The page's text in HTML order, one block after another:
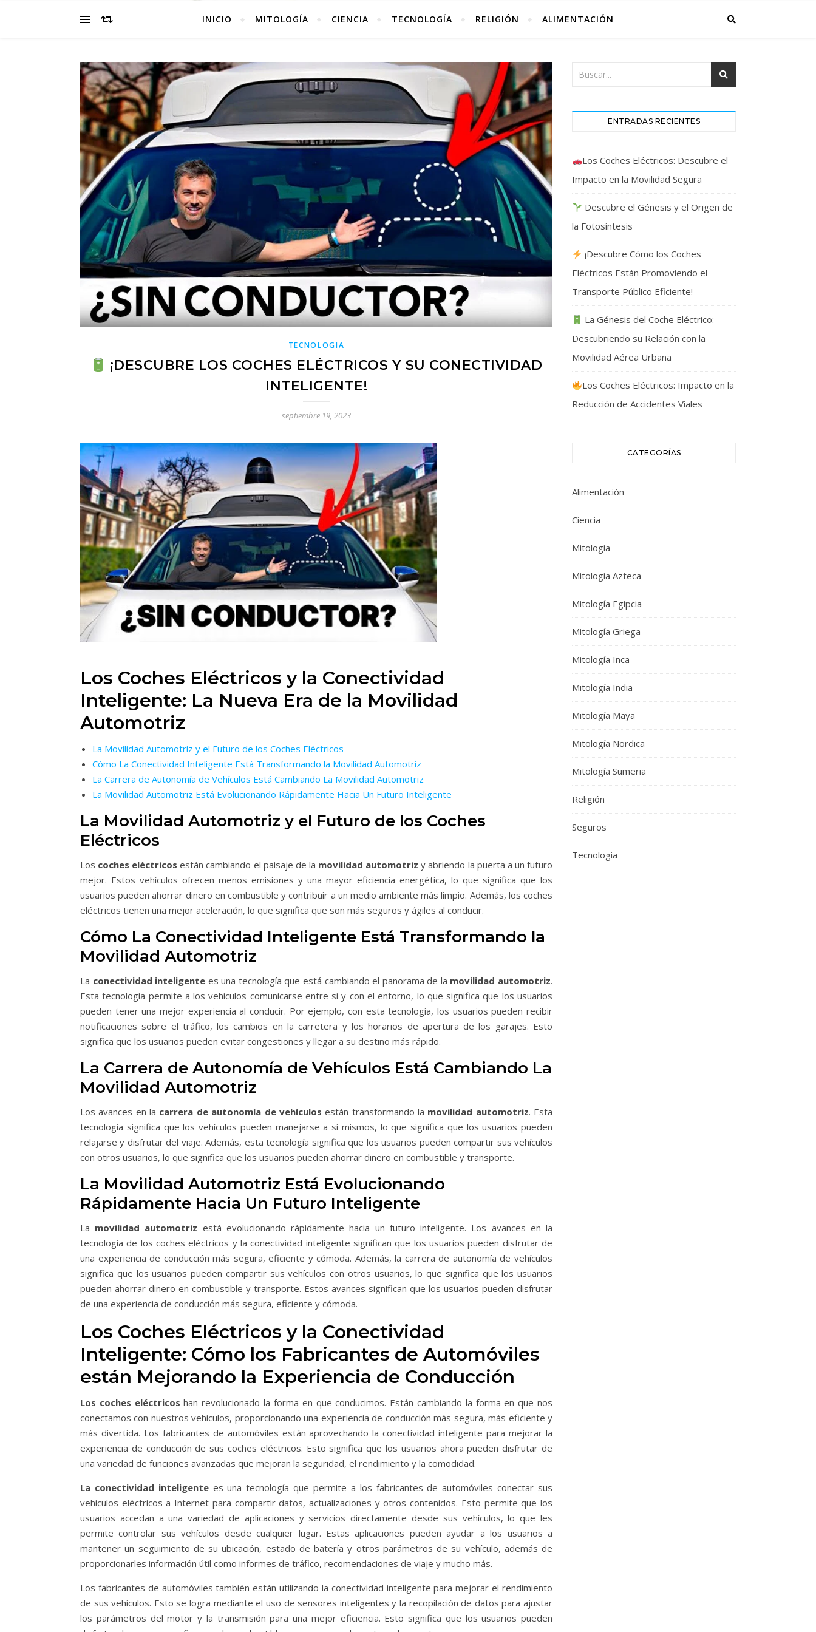
INICIO MITOLOGÍA CIENCIA TECNOLOGÍA RELIGIÓN ALIMENTACIÓN
TECNOLOGIA
¡DESCUBRE LOS COCHES ELÉCTRICOS Y SU CONECTIVIDAD
INTELIGENTE!
septiembre 19, 2023
Los Coches Eléctricos y la Conectividad
Inteligente: La Nueva Era de la Movilidad
Automotriz
La Movilidad Automotriz y el Futuro de los Coches Eléctricos
Cómo La Conectividad Inteligente Está Transformando la Movilidad Automotriz
La Carrera de Autonomía de Vehículos Está Cambiando La Movilidad Automotriz
La Movilidad Automotriz Está Evolucionando Rápidamente Hacia Un Futuro Inteligente
La Movilidad Automotriz y el Futuro de los Coches
Eléctricos
Los coches eléctricos están cambiando el paisaje de la movilidad automotriz y abriendo la puerta a un futuro
mejor. Estos vehículos ofrecen menos emisiones y una mayor eficiencia energética, lo que significa que los
usuarios pueden ahorrar dinero en combustible y contribuir a un medio ambiente más limpio. Además, los coches
eléctricos tienen una mejor aceleración, lo que significa que son más seguros y ágiles al conducir.
Cómo La Conectividad Inteligente Está Transformando la
Movilidad Automotriz
La conectividad inteligente es una tecnología que está cambiando el panorama de la movilidad automotriz.
Esta tecnología permite a los vehículos comunicarse entre sí y con el entorno, lo que significa que los usuarios
pueden tener una mejor experiencia al conducir. Por ejemplo, con esta tecnología, los usuarios pueden recibir
notificaciones sobre el tráfico, los cambios en la carretera y los horarios de apertura de los garajes. Esto
significa que los usuarios pueden evitar congestiones y llegar a su destino más rápido.
La Carrera de Autonomía de Vehículos Está Cambiando La
Movilidad Automotriz
Los avances en la carrera de autonomía de vehículos están transformando la movilidad automotriz. Esta
tecnología significa que los vehículos pueden manejarse a sí mismos, lo que significa que los usuarios pueden
relajarse y disfrutar del viaje. Además, esta tecnología significa que los usuarios pueden compartir sus vehículos
con otros usuarios, lo que significa que los usuarios pueden ahorrar dinero en combustible y transporte.
La Movilidad Automotriz Está Evolucionando
Rápidamente Hacia Un Futuro Inteligente
La movilidad automotriz está evolucionando rápidamente hacia un futuro inteligente. Los avances en la
tecnología de los coches eléctricos y la conectividad inteligente significan que los usuarios pueden disfrutar de
una experiencia de conducción más segura, eficiente y cómoda. Además, la carrera de autonomía de vehículos
significa que los usuarios pueden compartir sus vehículos con otros usuarios, lo que significa que los usuarios
pueden ahorrar dinero en combustible y transporte. Estos avances significan que los usuarios pueden disfrutar
de una experiencia de conducción más segura, eficiente y cómoda.
Los Coches Eléctricos y la Conectividad
Inteligente: Cómo los Fabricantes de Automóviles
están Mejorando la Experiencia de Conducción
Los coches eléctricos han revolucionado la forma en que conducimos. Están cambiando la forma en que nos
conectamos con nuestros vehículos, proporcionando una experiencia de conducción más segura, más eficiente y
más divertida. Los fabricantes de automóviles están aprovechando la conectividad inteligente para mejorar la
experiencia de conducción de sus coches eléctricos. Esto significa que los usuarios ahora pueden disfrutar de
una variedad de funciones avanzadas que mejoran la seguridad, el rendimiento y la comodidad.
La conectividad inteligentees una tecnología que permite a los fabricantes de automóviles conectar sus
vehículos eléctricos a Internet para compartir datos, actualizaciones y otros contenidos. Esto permite que los
usuarios accedan a una variedad de aplicaciones y servicios directamente desde sus vehículos, lo que les
permite controlar sus vehículos desde cualquier lugar. Estas aplicaciones pueden ayudar a los usuarios a
mantener un seguimiento de su ubicación, estado de batería y otros parámetros de su vehículo, además de
proporcionarles información útil como informes de tráfico, recomendaciones de viaje y mucho más.
Los fabricantes de automóviles también están utilizando la conectividad inteligente para mejorar el rendimiento
de sus vehículos. Esto se logra mediante el uso de sensores inteligentes y la recopilación de datos para ajustar
los parámetros del motor y la transmisión para una mejor eficiencia. Esto significa que los usuarios pueden
ENTRADAS RECIENTES
Los Coches Eléctricos: Descubre el
Impacto en la Movilidad Segura
Descubre el Génesis y el Origen de
la Fotosíntesis
¡Descubre Cómo los Coches
Eléctricos Están Promoviendo el
Transporte Público Eficiente!
La Génesis del Coche Eléctrico:
Descubriendo su Relación con la
Movilidad Aérea Urbana
Los Coches Eléctricos: Impacto en la
Reducción de Accidentes Viales
CATEGORÍAS
Alimentación
Ciencia
Mitología
Mitología Azteca
Mitología Egipcia
Mitología Griega
Mitología Inca
Mitología India
Mitología Maya
Mitología Nordica
Mitología Sumeria
Religión
Seguros
Tecnologia